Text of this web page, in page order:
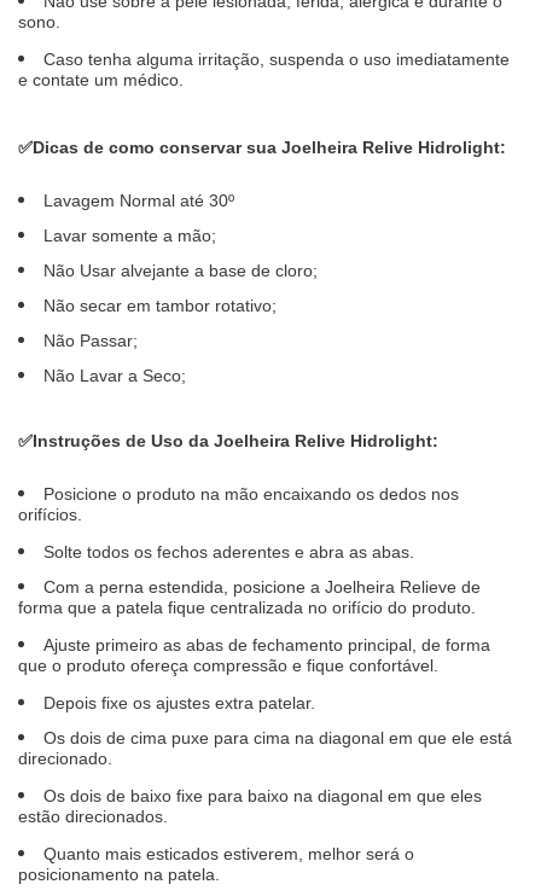
sono.
Caso tenha alguma irritação, suspenda o uso imediatamente
e contate um médico.
✅Dicas de como conservar sua Joelheira Relive Hidrolight:
Lavagem Normal até 30º
Lavar somente a mão;
Não Usar alvejante a base de cloro;
Não secar em tambor rotativo;
Não Passar;
Não Lavar a Seco;
✅Instruções de Uso da Joelheira Relive Hidrolight:
Posicione o produto na mão encaixando os dedos nos
orifícios.
Solte todos os fechos aderentes e abra as abas.
Com a perna estendida, posicione a Joelheira Relieve de
forma que a patela fique centralizada no orifício do produto.
Ajuste primeiro as abas de fechamento principal, de forma
que o produto ofereça compressão e fique confortável.
Depois fixe os ajustes extra patelar.
Os dois de cima puxe para cima na diagonal em que ele está
direcionado.
Os dois de baixo fixe para baixo na diagonal em que eles
estão direcionados.
Quanto mais esticados estiverem, melhor será o
posicionamento na patela.